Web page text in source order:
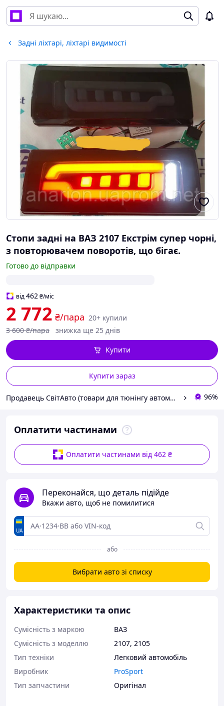
Задні ліхтарі, ліхтарі видимості
Стопи задні на ВАЗ 2107 Екстрім супер чорні,
з повторювачем поворотів, що бігає.
Готово до відправки
від462₴/міс
2 772 ₴/пара 20+ купили
3 600 ₴/пара знижка ще 25 днів
Купити зараз
Купити
Продавець СвітАвто (товари для тюнінгу автомобілів ВАЗ) 96%
Оплатити частинами
Оплатити частинами від 462 ₴
Переконайся, що деталь підійде
Вкажи авто, щоб не помилитися
UA
або
Вибрати авто зі списку
Характеристики та опис
Сумісність з маркою
ВАЗ
Сумісність з моделлю
2107, 2105
Тип техніки
Легковий автомобіль
Виробник
ProSport
Тип запчастини
Оригінал